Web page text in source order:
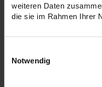
weiteren Daten
die sie im Rahmen Ihrer
Notwendig
Vielseitiger Einsatz:
- für Schaufenster mit hinter
- bei Events